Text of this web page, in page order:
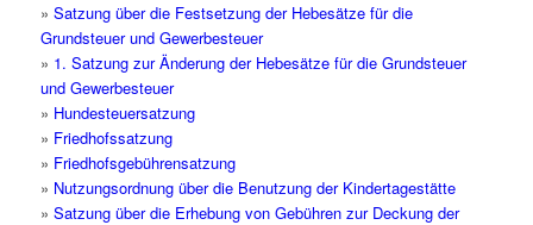
» Satzung über die Festsetzung der Hebesätze für die
Grundsteuer und Gewerbesteuer
» 1. Satzung zur Änderung der Hebesätze für die Grundsteuer
und Gewerbesteuer
» Hundesteuersatzung
» Friedhofssatzung
» Friedhofsgebührensatzung
» Nutzungsordnung über die Benutzung der Kindertagestätte
» Satzung über die Erhebung von Gebühren zur Deckung der